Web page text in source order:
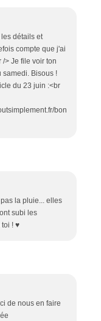
détails et
compte que j'ai
> Je file voir ton
samedi. Bisous !
du 23 juin :<br
bon
la pluie... elles
subi les
! ♥
de nous en faire